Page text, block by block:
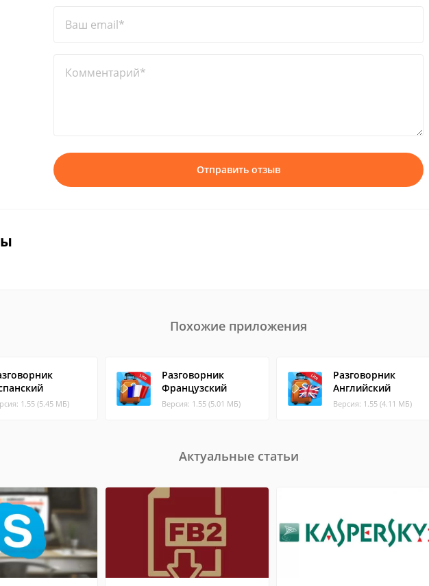
Ваш email*
Комментарий*
Отправить отзыв
Похожие приложения
1.55 (5.45 МБ)
Разговорник
Французский
Версия: 1.55 (5.01 МБ)
Разговорник
Английский
Версия: 1.55 (4.11 МБ)
Актуальные статьи